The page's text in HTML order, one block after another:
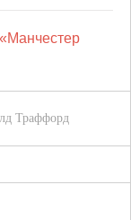
Траффорд